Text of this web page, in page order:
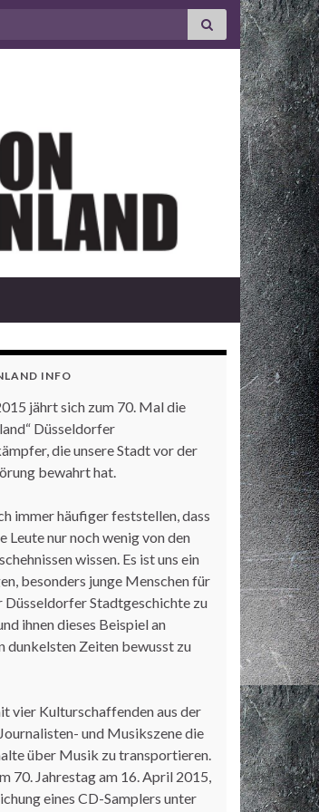
INFO
jährt sich zum 70. Mal die
Düsseldorfer
die unsere Stadt vor der
bewahrt hat.
immer häufiger feststellen, dass
Leute nur noch wenig von den
wissen. Es ist uns ein
besonders junge Menschen für
Düsseldorfer Stadtgeschichte zu
ihnen dieses Beispiel an
dunkelsten Zeiten bewusst zu
vier Kulturschaffenden aus der
und Musikszene die
über Musik zu transportieren.
70. Jahrestag am 16. April 2015,
eines CD-Samplers unter